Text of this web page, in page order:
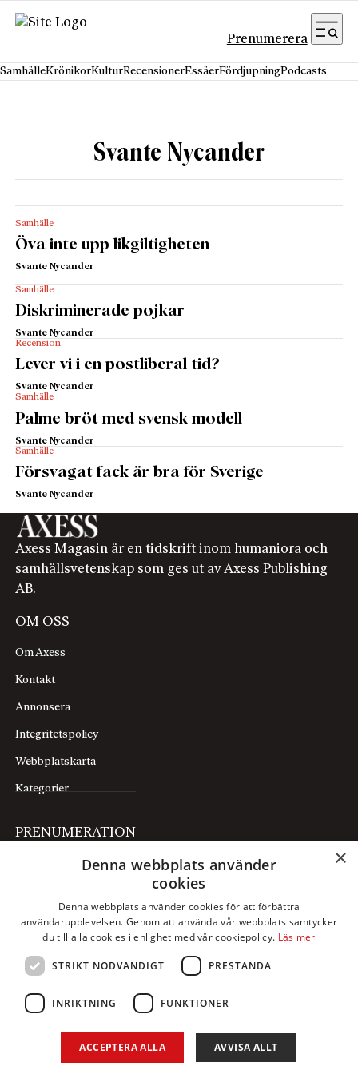
Hoppa till innehåll
Prenumerera
SamhälleKrönikorKulturRecensionerEssäerFördjupningPodcasts
Svante Nycander
Samhälle
Öva inte upp likgiltigheten
Svante Nycander
Samhälle
Diskriminerade pojkar
Svante Nycander
Recension
Lever vi i en postliberal tid?
Svante Nycander
Samhälle
Palme bröt med svensk modell
Svante Nycander
Samhälle
Försvagat fack är bra för Sverige
Svante Nycander
Axess Magasin är en tidskrift inom humaniora och
samhällsvetenskap som ges ut av Axess Publishing
AB.
OM OSS
Om Axess
Kontakt
Annonsera
Integritetspolicy
Webbplatskarta
Kategorier
PRENUMERATION
FÖLJ OSS
Facebook
Instagram
×
Denna webbplats använder
cookies
Denna webbplats använder cookies för att förbättra
användarupplevelsen. Genom att använda vår webbplats samtycker
du till alla cookies i enlighet med vår cookiepolicy. Läs mer
STRIKT NÖDVÄNDIGT PRESTANDA
INRIKTNING FUNKTIONER
ACCEPTERA ALLA AVVISA ALLT